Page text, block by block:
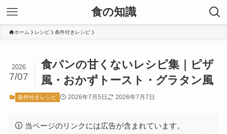
食の知識
ホーム レシピ 条件付きレシピ
食パンの甘くないレシピ集｜ピザ
風・おかずトースト・グラタン風
2026
7/07
条件付きレシピ 2026年7月5日 2026年7月7日
当ページのリンクには広告が含まれています。